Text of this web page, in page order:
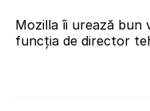
Mozilla îi urează bun
funcția de director